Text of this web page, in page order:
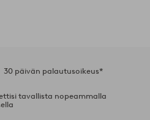
30 päivän palautusoikeus*
tavallista nopeammalla